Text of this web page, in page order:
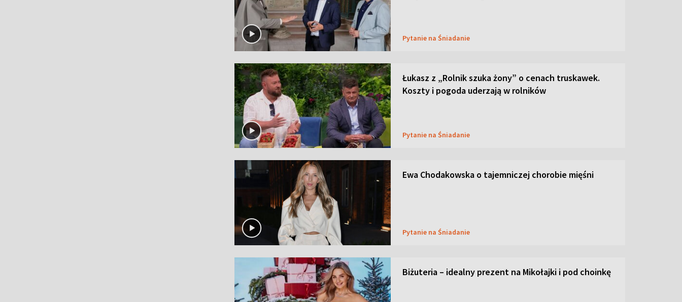
Pytanie na Śniadanie
Łukasz z „Rolnik szuka żony” o cenach truskawek.
Koszty i pogoda uderzają w rolników
Pytanie na Śniadanie
Ewa Chodakowska o tajemniczej chorobie mięśni
Pytanie na Śniadanie
Biżuteria – idealny prezent na Mikołajki i pod choinkę